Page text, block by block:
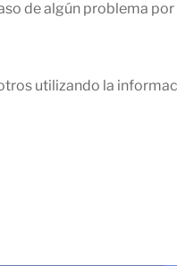
de algún problema
utilizando la